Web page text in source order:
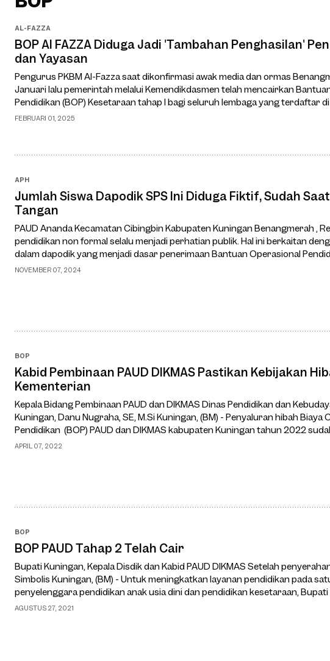
AL-FAZZA
BOP Al FAZZA Diduga Jadi 'Tambahan Penghasilan'
dan Yayasan
Pengurus PKBM Al-Fazza saat dikonfirmasi awak media dan ormas
Januari lalu pemerintah melalui Kemendikdasmen telah mencairkan
Pendidikan (BOP) Kesetaraan tahap I bagi seluruh lembaga yang terdaftar di
Kuningan sendiri, khusus untuk …
FEBRUARI 01, 2025
APH
Jumlah Siswa Dapodik SPS Ini Diduga Fiktif, Sudah
Tangan
PAUD Ananda Kecamatan Cibingbin Kabupaten Kuningan Benangmerah ,
pendidikan non formal selalu menjadi perhatian publik. Hal ini berkaitan
dalam dapodik yang menjadi dasar penerimaan Bantuan Operasional
tidak sesuai realita alias fiktif. Pend…
NOVEMBER 07, 2024
BOP
Kabid Pembinaan PAUD DIKMAS Pastikan Kebijakan
Kementerian
Kepala Bidang Pembinaan PAUD dan DIKMAS Dinas Pendidikan dan
Kuningan, Danu Nugraha, SE, M.Si Kuningan, (BM) - Penyaluran hibah Biaya
Pendidikan (BOP) PAUD dan DIKMAS kabupaten Kuningan tahun 2022
Namun, dalam pelaksanaan penyaluran hibah sej…
APRIL 07, 2022
BOP
BOP PAUD Tahap 2 Telah Cair
Bupati Kuningan, Kepala Disdik dan Kabid PAUD DIKMAS Setelah
Simbolis Kuningan, (BM) - Untuk meningkatkan layanan pendidikan pada
penyelenggara pendidikan anak usia dini dan pendidikan kesetaraan, Bupati
Purnama, SH.,MH serahkan dana Ban…
AGUSTUS 27, 2021